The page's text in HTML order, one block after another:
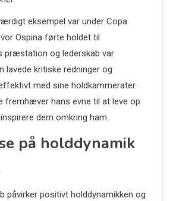
eksempel var under Copa
Ospina førte holdet til
præstation og lederskab var
lavede kritiske redninger og
med sine holdkammerater.
fremhæver hans evne til at leve op
dem omkring ham.
på holddynamik
påvirker positivt holddynamikken og